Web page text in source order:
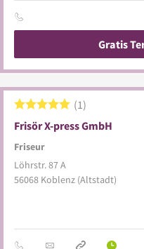
Gratis
Frisör X-press GmbH
Friseur
1
Löhrstr. 87 A
56068 Koblenz (Altstadt)